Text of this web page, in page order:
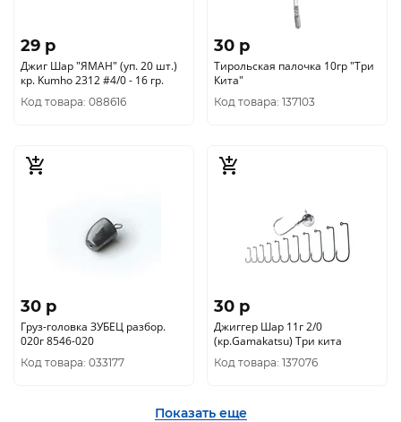
29 p
Джиг Шар "ЯМАН" (уп. 20 шт.)
кр. Kumho 2312 #4/0 - 16 гр.
Код товара: 088616
30 p
Тирольская палочка 10гр "Три
Кита"
Код товара: 137103
30 p
Груз-головка ЗУБЕЦ разбор.
020г 8546-020
Код товара: 033177
30 p
Джиггер Шар 11г 2/0
(кр.Gamakatsu) Три кита
Код товара: 137076
Показать еще